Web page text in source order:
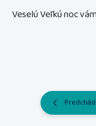
Veselú Veľkú noc